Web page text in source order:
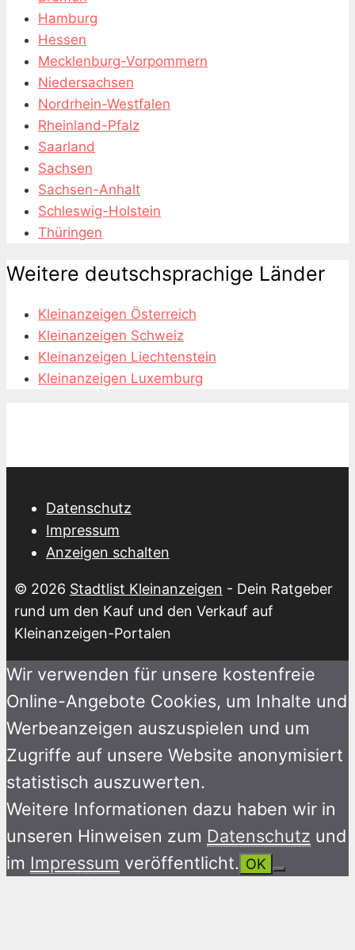
Hamburg
Hessen
Mecklenburg-Vorpommern
Niedersachsen
Nordrhein-Westfalen
Rheinland-Pfalz
Saarland
Sachsen
Sachsen-Anhalt
Schleswig-Holstein
Thüringen
Weitere deutschsprachige Länder
Kleinanzeigen Österreich
Kleinanzeigen Schweiz
Kleinanzeigen Liechtenstein
Kleinanzeigen Luxemburg
Datenschutz
Impressum
Anzeigen schalten
© 2026 Stadtlist Kleinanzeigen - Dein Ratgeber
rund um den Kauf und den Verkauf auf
Kleinanzeigen-Portalen
Wir verwenden für unsere kostenfreie
Online-Angebote Cookies, um Inhalte und
Werbeanzeigen auszuspielen und um
Zugriffe auf unsere Website anonymisiert
statistisch auszuwerten.
Weitere Informationen dazu haben wir in
unseren Hinweisen zum Datenschutz und
im Impressum veröffentlicht. OK